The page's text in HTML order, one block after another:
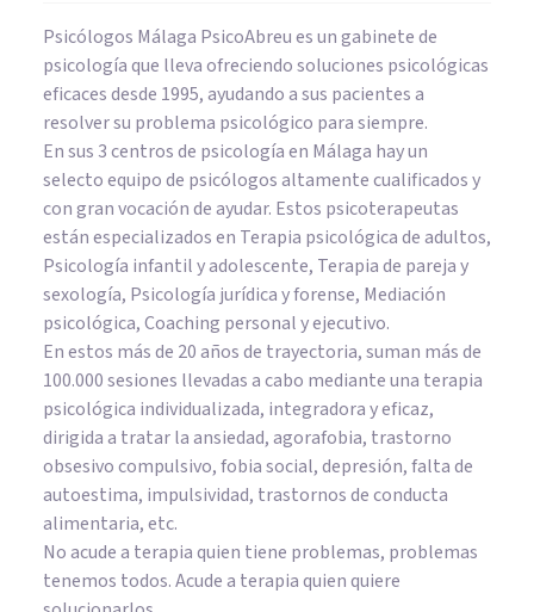
Psicólogos Málaga PsicoAbreu es un gabinete de
psicología que lleva ofreciendo soluciones psicológicas
eficaces desde 1995, ayudando a sus pacientes a
resolver su problema psicológico para siempre.
En sus 3 centros de psicología en Málaga hay un
selecto equipo de psicólogos altamente cualificados y
con gran vocación de ayudar. Estos psicoterapeutas
están especializados en Terapia psicológica de adultos,
Psicología infantil y adolescente, Terapia de pareja y
sexología, Psicología jurídica y forense, Mediación
psicológica, Coaching personal y ejecutivo.
En estos más de 20 años de trayectoria, suman más de
100.000 sesiones llevadas a cabo mediante una terapia
psicológica individualizada, integradora y eficaz,
dirigida a tratar la ansiedad, agorafobia, trastorno
obsesivo compulsivo, fobia social, depresión, falta de
autoestima, impulsividad, trastornos de conducta
alimentaria, etc.
No acude a terapia quien tiene problemas, problemas
tenemos todos. Acude a terapia quien quiere